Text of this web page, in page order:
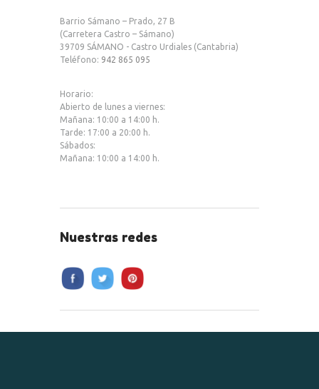
b
o
o
r
A
p
Barrio Sámano – Prado, 27 B
(Carretera Castro – Sámano)
39709 SÁMANO - Castro Urdiales (Cantabria)
Teléfono: 942 865 095
Horario:
Abierto de lunes a viernes:
Mañana: 10:00 a 14:00 h.
Tarde: 17:00 a 20:00 h.
Sábados:
Mañana: 10:00 a 14:00 h.
Nuestras redes